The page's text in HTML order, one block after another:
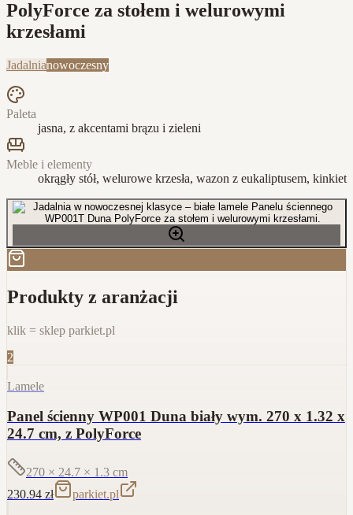
PolyForce za stołem i welurowymi
krzesłami
Jadalnianowoczesny
Paleta
jasna, z akcentami brązu i zieleni
Meble i elementy
okrągły stół, welurowe krzesła, wazon z eukaliptusem, kinkiet
Produkty z aranżacji
klik = sklep parkiet.pl
2
Lamele
Panel ścienny WP001 Duna biały wym. 270 x 1.32 x
24.7 cm, z PolyForce
270 × 24.7 × 1.3 cm
230.94 zł parkiet.pl